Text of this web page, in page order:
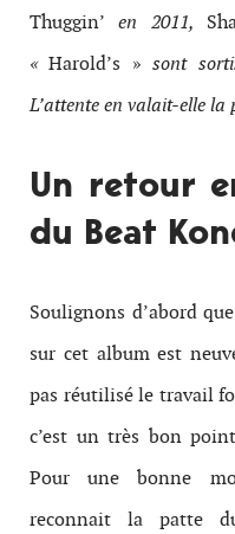
Thuggin’ en 2011,
«Harold’s »sont
L’attente en valait-elle la
Un retour
du Beat
Soulignons d’abord
sur cet album est
pas réutilisé le travail
c’est un très bon
Pour une bonne
reconnait la patte